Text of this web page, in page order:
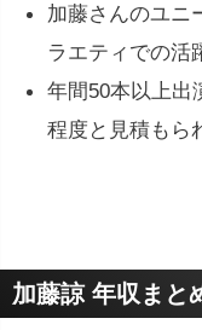
加藤さんのユニ
ラエティでの活
年間50本以上出
程度と見積もら
加藤諒 年収まと